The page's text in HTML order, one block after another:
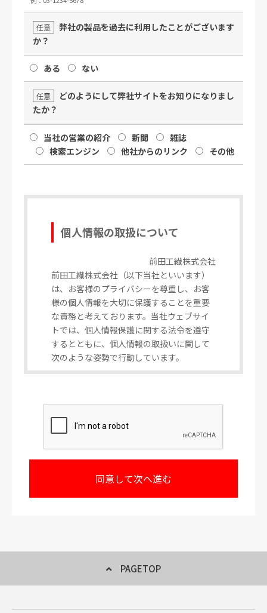
任意
弊社の製品を過去に利用したことがございます
か？
ある ない
任意
どのようにして弊社サイトをお知りになりまし
たか？
当社の営業の紹介 新聞
雑誌
検索エンジン
他社からのリンク その他
個人情報の取扱について
前田工繊株式会社
前田工繊株式会社（以下当社といいます）
は、お客様のプライバシーを尊重し、お客
様の個人情報を大切に保護することを重要
な責務と考えております。当社ウェブサイ
トでは、個人情報保護に関する法令を遵守
するとともに、個人情報の取扱いに関して
次のような姿勢で行動しています。
合、その情報はお客様からのお問い合わせ
並びにご要望に対し、当社が回答又は対応
するため、もしくは個人情報をご提供いた
PAGETOP